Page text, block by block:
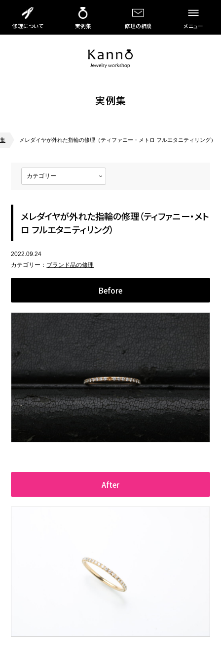
修理について 実例集 修理の相談 メニュー
実例集
メレダイヤが外れた指輪の修理（ティファニー・メトロ フルエタニティリング）
メレダイヤが外れた指輪の修理（ティファニー・メト
ロ フルエタニティリング）
2022.09.24
カテゴリー： ブランド品の修理
Before
After